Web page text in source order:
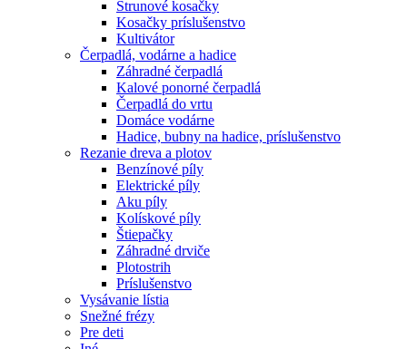
Strunové kosačky
Kosačky príslušenstvo
Kultivátor
Čerpadlá, vodárne a hadice
Záhradné čerpadlá
Kalové ponorné čerpadlá
Čerpadlá do vrtu
Domáce vodárne
Hadice, bubny na hadice, príslušenstvo
Rezanie dreva a plotov
Benzínové píly
Elektrické píly
Aku píly
Kolískové píly
Štiepačky
Záhradné drviče
Plotostrih
Príslušenstvo
Vysávanie lístia
Snežné frézy
Pre deti